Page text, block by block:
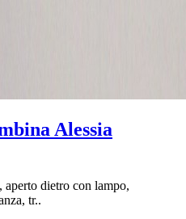
Alessia
dietro con lampo,
tr..